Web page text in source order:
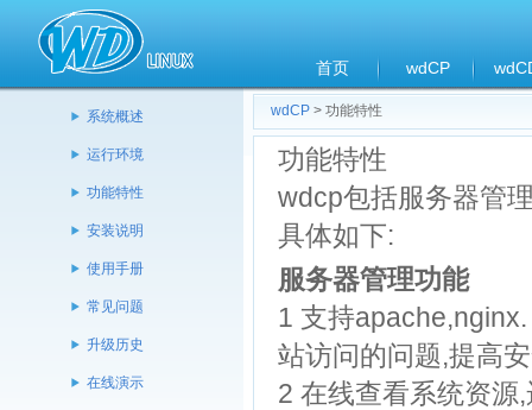
首页 wdCP
系统概述
运行环境
功能特性
安装说明
使用手册
常见问题
升级历史
在线演示
wdCP > 功能特性
功能特性
wdcp包括服务器管
具体如下:
服务器管理功能
1 支持
站访问的问题,提高
2 在线查看系统资源